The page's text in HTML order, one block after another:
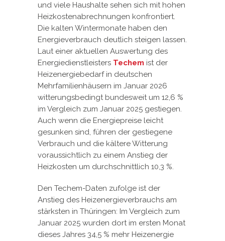
und viele Haushalte sehen sich mit hohen
Heizkostenabrechnungen konfrontiert.
Die kalten Wintermonate haben den
Energieverbrauch deutlich steigen lassen.
Laut einer aktuellen Auswertung des
Energiedienstleisters Techem ist der
Heizenergiebedarf in deutschen
Mehrfamilienhäusern im Januar 2026
witterungsbedingt bundesweit um 12,6 %
im Vergleich zum Januar 2025 gestiegen.
Auch wenn die Energiepreise leicht
gesunken sind, führen der gestiegene
Verbrauch und die kältere Witterung
voraussichtlich zu einem Anstieg der
Heizkosten um durchschnittlich 10,3 %.
Den Techem-Daten zufolge ist der
Anstieg des Heizenergieverbrauchs am
stärksten in Thüringen: Im Vergleich zum
Januar 2025 wurden dort im ersten Monat
dieses Jahres 34,5 % mehr Heizenergie